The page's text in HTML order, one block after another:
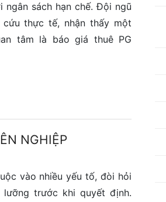
ngân sách hạn chế. Đội ngũ
cứu thực tế, nhận thấy một
tâm là báo giá thuê PG
NGHIỆP
vào nhiều yếu tố, đòi hỏi
lưỡng trước khi quyết định.